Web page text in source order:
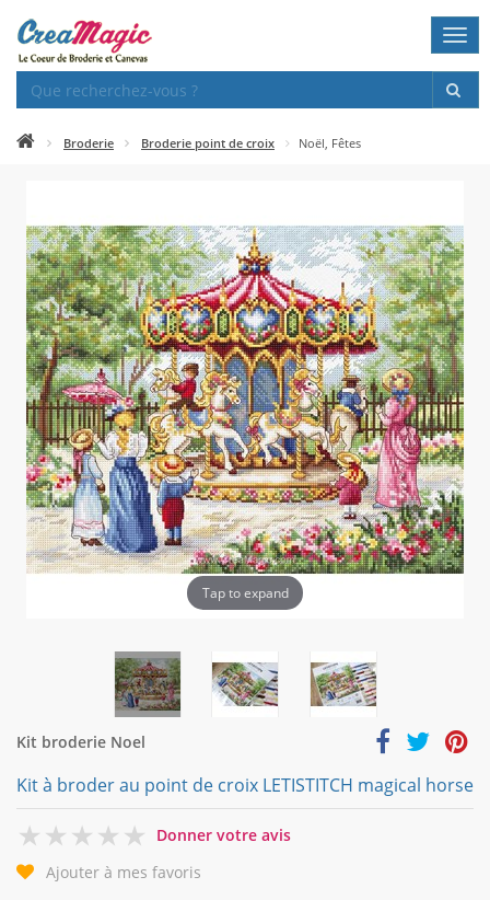
Broderie Broderie point de croix Noël, Fêtes
Tap to expand
Kit broderie Noel
Kit à broder au point de croix LETISTITCH magical horse
0
Donner votre avis
Ajouter à mes favoris